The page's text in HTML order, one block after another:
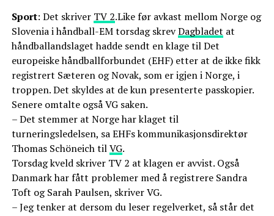
Sport: Det skriver TV 2.Like før avkast mellom Norge og
Slovenia i håndball-EM torsdag skrevDagbladet at
håndballandslaget hadde sendt en klage til Det
europeiske håndballforbundet (EHF) etter at de ikke fikk
registrert Sæteren og Novak, som er igjen i Norge, i
troppen. Det skyldes at de kun presenterte passkopier.
Senere omtalte også VG saken.
– Det stemmer at Norge har klaget til
turneringsledelsen, sa EHFs kommunikasjonsdirektør
Thomas Schöneich tilVG.
Torsdag kveld skriver TV 2 at klagen er avvist. Også
Danmark har fått problemer med å registrere Sandra
Toft og Sarah Paulsen, skriver VG.
– Jeg tenker at dersom du leser regelverket, så står det